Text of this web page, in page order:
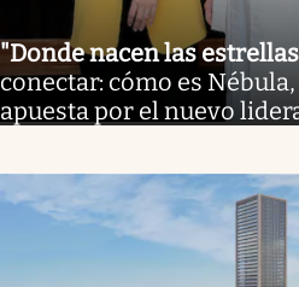
"Donde nacen las
conectar: cómo es
apuesta por el nuevo